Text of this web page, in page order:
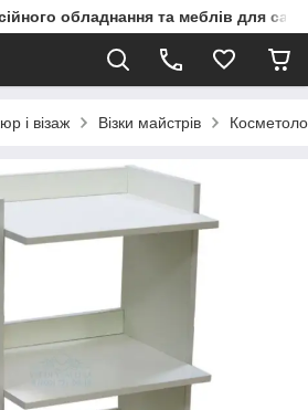
обладнання та меблів для
і візаж Візки майстрів